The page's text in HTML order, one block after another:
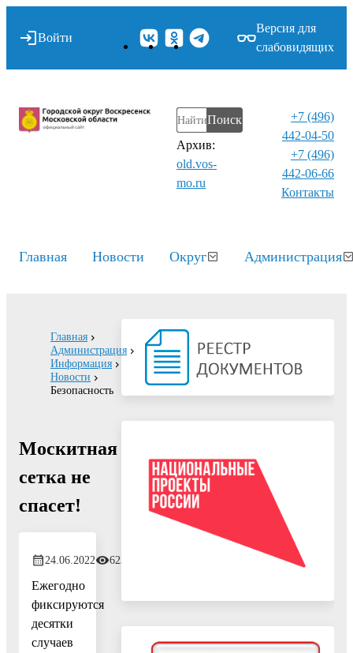
Войти
Версия для
слабовидящих
Поиск
Архив:
old.vos-
mo.ru
+7 (496)
442-04-50
+7 (496)
442-06-66
Контакты⁠
Главная Новости Округ Администрация
Главная
Администрация
Информация
Новости
Безопасность
Москитная
сетка не
спасет!
24.06.2022 623
Ежегодно
фиксируются
десятки
случаев